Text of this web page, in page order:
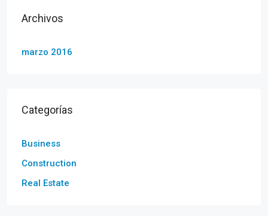
Archivos
marzo 2016
Categorías
Business
Construction
Real Estate